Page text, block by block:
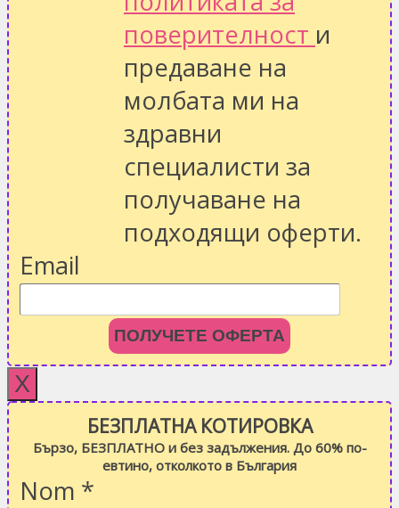
поверителност и
предаване на
молбата ми на
здравни
специалисти за
получаване на
подходящи оферти.
Email
ПОЛУЧЕТЕ ОФЕРТА
X
БЕЗПЛАТНА КОТИРОВКА
Бързо, БЕЗПЛАТНО и без задължения. До 60% по-
евтино, отколкото в България
Nom *